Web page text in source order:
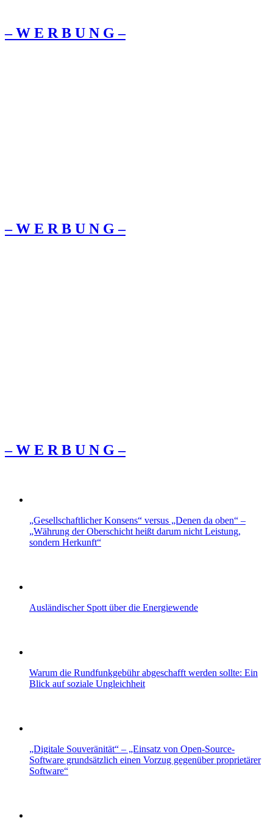
– W Ε R Β U Ν G –
– W Ε R Β U Ν G –
– W Ε R Β U Ν G –
„Gesellschaftlicher Konsens“ versus „Denen da oben“ –
„Währung der Oberschicht heißt darum nicht Leistung,
sondern Herkunft“
Ausländischer Spott über die Energiewende
Warum die Rundfunkgebühr abgeschafft werden sollte: Ein
Blick auf soziale Ungleichheit
„Digitale Souveränität“ – „Einsatz von Open-Source-
Software grundsätzlich einen Vorzug gegenüber proprietärer
Software“